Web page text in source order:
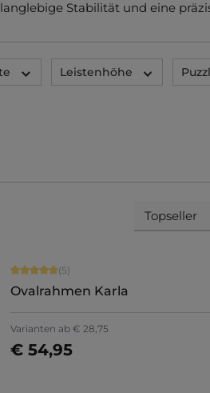
Stabilität und eine
Leistenhöhe
Durchschnittliche Bewertung von
(5)
Ovalrahmen Karla
Varianten ab € 28,75
€ 54,95
Details